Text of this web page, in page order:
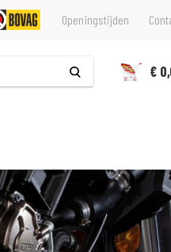
Openingstijden
€